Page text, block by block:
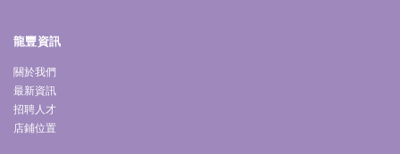
龍豐資訊
關於我們
最新資訊
招聘人才
店鋪位置